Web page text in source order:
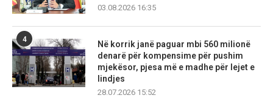
03.08.2026 16:35
4
Në korrik janë paguar mbi 560 milionë
denarë për kompensime për pushim
mjekësor, pjesa më e madhe për lejet e
lindjes
28.07.2026 15:52